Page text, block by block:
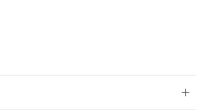
範囲」に記載されている法人を
は発行日時点で非含有を証明す
過去に遡って非含有を証明する
りません。